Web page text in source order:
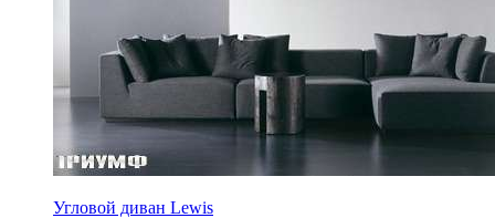
Угловой диван Lewis